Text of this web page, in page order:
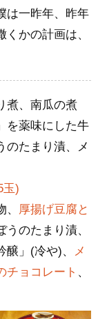
は一昨年、昨年
かの計画は、
煮、南瓜の煮
を薬味にした牛
のたまり漬、メ
玉)
厚揚げ豆腐と
のたまり漬、
醸」(冷や)、
メ
チョコレート 、